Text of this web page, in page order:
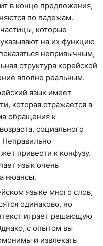
в конце предложения,
по падежам.
которые
на их функцию
непривычным,
структура корейской
вполне реальным.
язык имеет
которая отражается в
обращения к
социального
Неправильно
привести к конфузу.
язык очень
нюансы.
языке много слов,
одинаково, но
играет решающую
с опытом вы
и извлекать